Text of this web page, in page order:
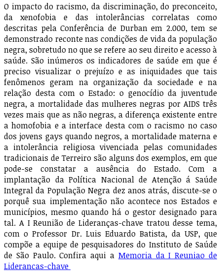
O impacto do racismo, da discriminação, do preconceito,
da xenofobia e das intolerâncias correlatas como
descritas pela Conferência de Durban em 2.000, tem se
demonstrado reconte nas condições de vida da população
negra, sobretudo no que se refere ao seu direito e acesso à
saúde. São inúmeros os indicadores de saúde em que é
preciso visualizar o prejuízo e as iniquidades que tais
fenômenos geram na organização da sociedade e na
relação desta com o Estado: o genocídio da juventude
negra, a mortalidade das mulheres negras por AIDS três
vezes mais que as não negras, a diferença existente entre
a homofobia e a interface desta com o racismo no caso
dos jovens gays quando negros, a mortalidade materna e
a intolerância religiosa vivenciada pelas comunidades
tradicionais de Terreiro são alguns dos exemplos, em que
pode-se constatar a ausência do Estado. Com a
implantação da Política Nacional de Atenção á Saúde
Integral da População Negra dez anos atrás, discute-se o
porquê sua implementação não acontece nos Estados e
municípios, mesmo quando há o gestor designado para
tal. A I Reunião de Lideranças-chave tratou desse tema,
com o Professor Dr. Luis Eduardo Batista, da USP, que
compõe a equipe de pesquisadores do Instituto de Saúde
de São Paulo. Confira aqui a Memoria da I Reuniao de
Liderancas-chave